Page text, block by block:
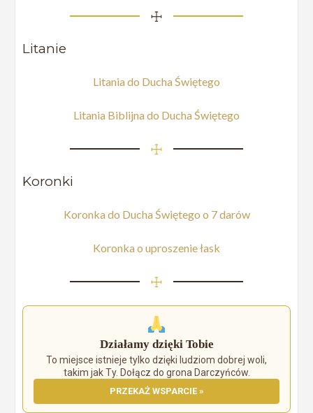
☩
Litanie
Litania do Ducha Świętego
Litania Biblijna do Ducha Świętego
☩
Koronki
Koronka do Ducha Świętego o 7 darów
Koronka o uproszenie łask
☩
Działamy dzięki Tobie
To miejsce istnieje tylko dzięki ludziom dobrej woli,
takim jak Ty. Dołącz do grona Darczyńców.
PRZEKAŻ WSPARCIE »